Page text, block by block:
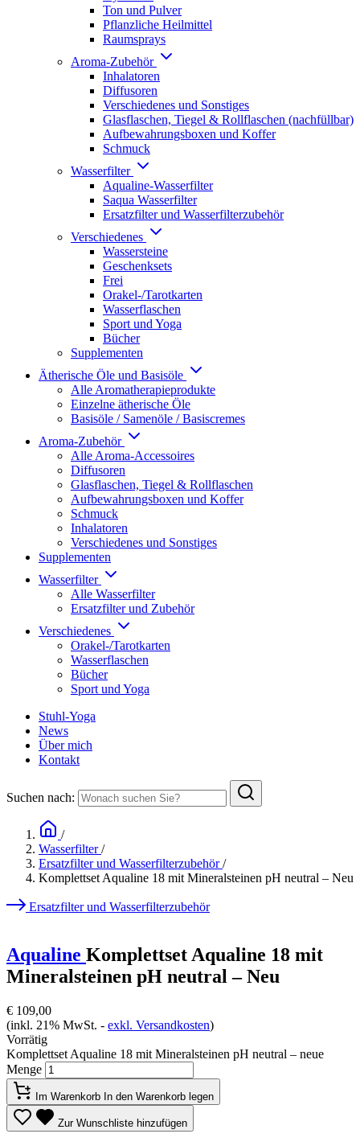
Ton und Pulver
Pflanzliche Heilmittel
Raumsprays
Aroma-Zubehör
Inhalatoren
Diffusoren
Verschiedenes und Sonstiges
Glasflaschen, Tiegel & Rollflaschen (nachfüllbar)
Aufbewahrungsboxen und Koffer
Schmuck
Wasserfilter
Aqualine-Wasserfilter
Saqua Wasserfilter
Ersatzfilter und Wasserfilterzubehör
Verschiedenes
Wassersteine
Geschenksets
Frei
Orakel-/Tarotkarten
Wasserflaschen
Sport und Yoga
Bücher
Supplementen
Ätherische Öle und Basisöle
Alle Aromatherapieprodukte
Einzelne ätherische Öle
Basisöle / Samenöle / Basiscremes
Aroma-Zubehör
Alle Aroma-Accessoires
Diffusoren
Glasflaschen, Tiegel & Rollflaschen
Aufbewahrungsboxen und Koffer
Schmuck
Inhalatoren
Verschiedenes und Sonstiges
Supplementen
Wasserfilter
Alle Wasserfilter
Ersatzfilter und Zubehör
Verschiedenes
Orakel-/Tarotkarten
Wasserflaschen
Bücher
Sport und Yoga
Stuhl-Yoga
News
Über mich
Kontakt
Suchen nach:
/
Wasserfilter/
Ersatzfilter und Wasserfilterzubehör/
Komplettset Aqualine 18 mit Mineralsteinen pH neutral – Neu
Ersatzfilter und Wasserfilterzubehör
Aqualine Komplettset Aqualine 18 mit
Mineralsteinen pH neutral – Neu
€ 109,00
(inkl. 21% MwSt. - exkl. Versandkosten)
Vorrätig
Komplettset Aqualine 18 mit Mineralsteinen pH neutral – neue
Menge
Im Warenkorb In den Warenkorb legen
Zur Wunschliste hinzufügen